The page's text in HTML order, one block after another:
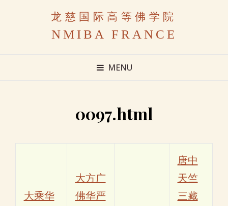
龙慈国际高等佛学院
NMIBA FRANCE
MENU
0097.html
大乘华
大方广
佛华严
唐中
天竺
三藏